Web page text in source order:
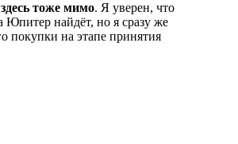
здесь тоже мимо. Я уверен, что
Юпитер найдёт, но я сразу же
покупки на этапе принятия